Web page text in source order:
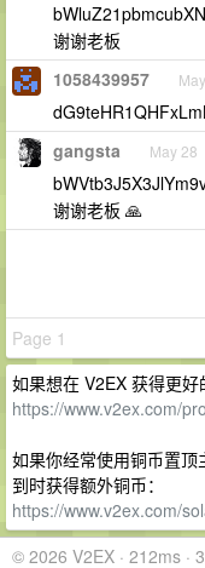
谢谢老板
1058439957
gangsta May 28
谢谢老板 🙏
Page 1
如果想在 V2EX 获得更好
https://www.v2ex.com/
如果你经常使用铜币置
到时获得额外铜币：
https://www.v2ex.com/
© 2026 V2EX · 212ms ·